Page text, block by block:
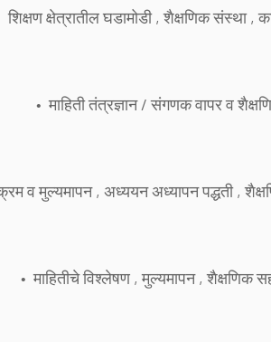
शिक्षण क्षेत्रातील घडामोडी , शैक्षणिक संस्था ,
• माहिती तंत्रज्ञान / संगणक वापर व
व मुल्यमापन , अध्ययन अध्यापन पद्धती ,
• माहितीचे विश्लेषण , मुल्यमापन , शैक्षणिक